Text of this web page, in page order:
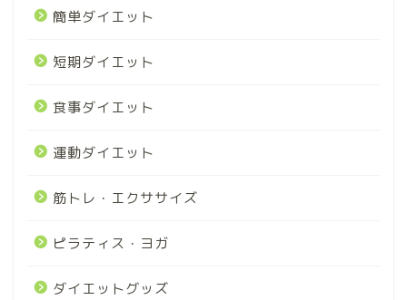
簡単ダイエット
短期ダイエット
食事ダイエット
運動ダイエット
筋トレ・エクササイズ
ピラティス・ヨガ
ダイエットグッズ